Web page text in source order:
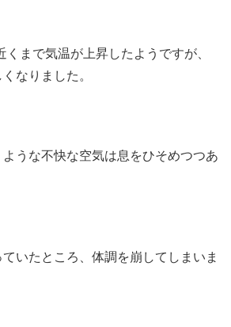
まで気温が上昇したようですが、
なりました。
うな不快な空気は息をひそめつつあ
いたところ、体調を崩してしまいま